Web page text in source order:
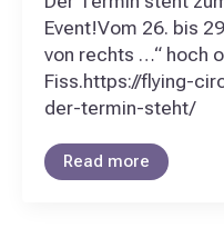
Event!Vom 26. bis
von rechts …“ hoch
Fiss.https://flying-
der-termin-steht/
Read more